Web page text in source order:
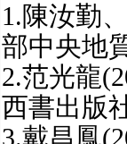
1.陳汝勤
部中央地
2.范光龍
西書出版
3.戴昌鳳